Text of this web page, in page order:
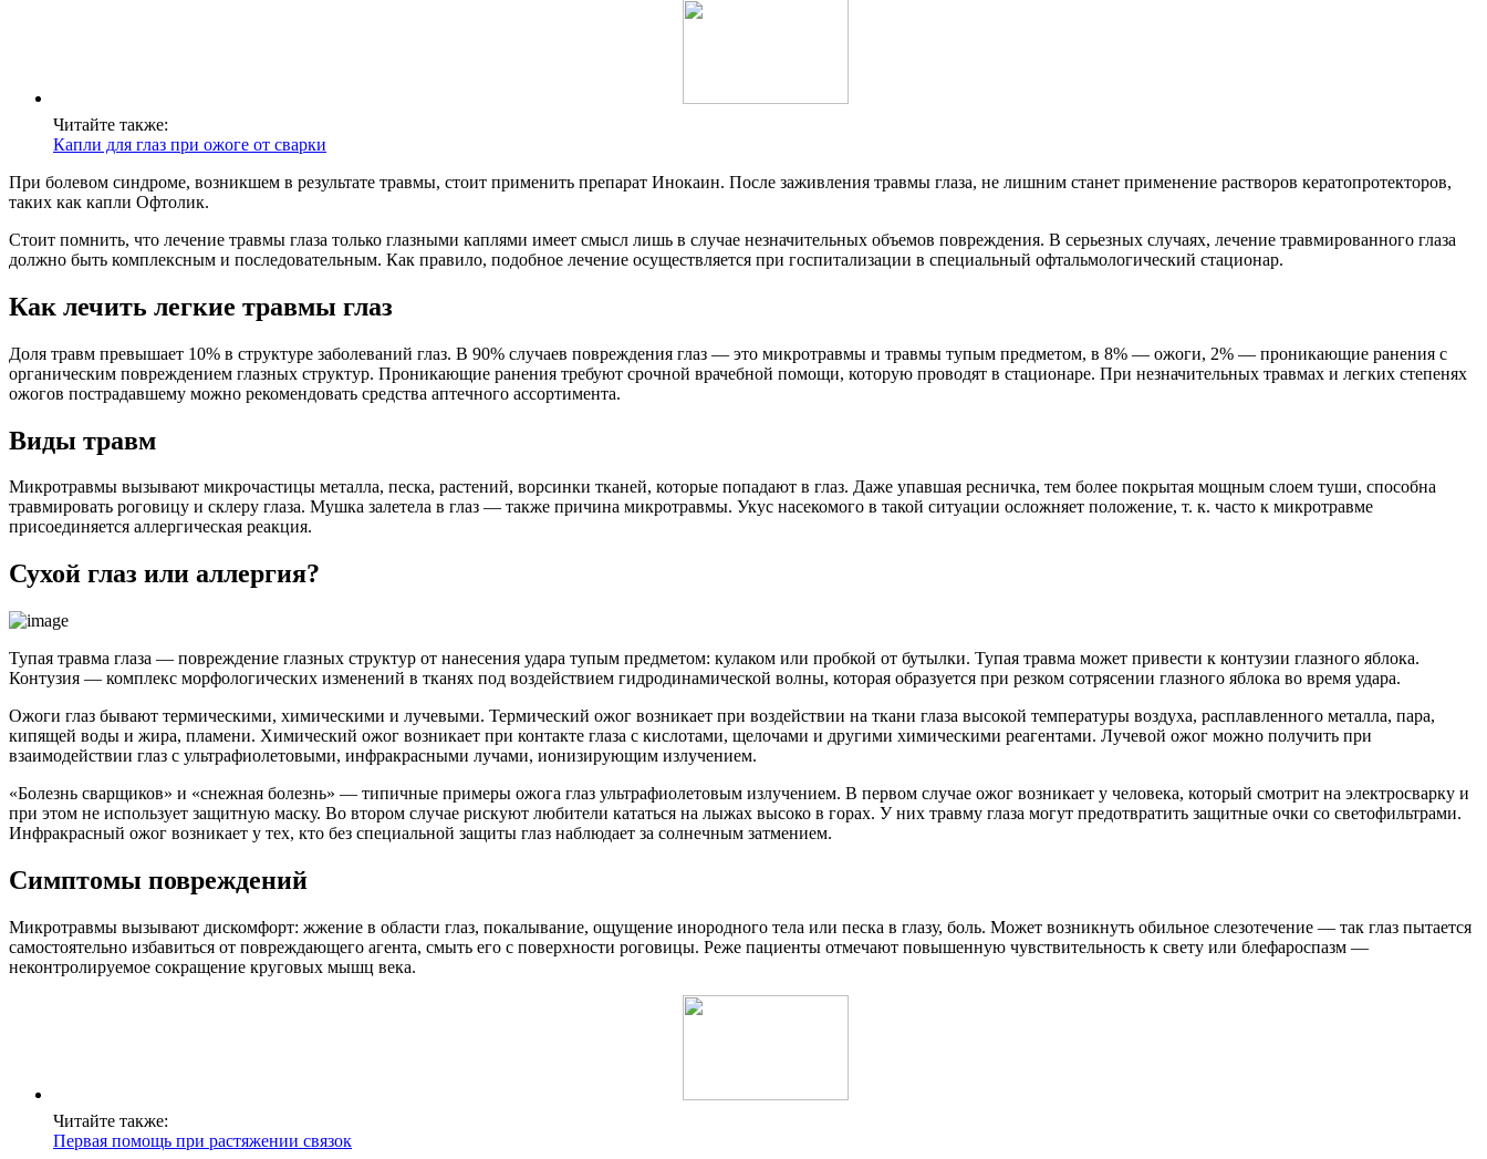
Читайте также:
Капли для глаз при ожоге от сварки
При болевом синдроме, возникшем в результате травмы, стоит применить препарат Инокаин. После заживления травмы глаза, не лишним станет применение растворов кератопротекторов,
таких как капли Офтолик.
Стоит помнить, что лечение травмы глаза только глазными каплями имеет смысл лишь в случае незначительных объемов повреждения. В серьезных случаях, лечение травмированного глаза
должно быть комплексным и последовательным. Как правило, подобное лечение осуществляется при госпитализации в специальный офтальмологический стационар.
Как лечить легкие травмы глаз
Доля травм превышает 10% в структуре заболеваний глаз. В 90% случаев повреждения глаз — это микротравмы и травмы тупым предметом, в 8% — ожоги, 2% — проникающие ранения с
органическим повреждением глазных структур. Проникающие ранения требуют срочной врачебной помощи, которую проводят в стационаре. При незначительных травмах и легких степенях
ожогов пострадавшему можно рекомендовать средства аптечного ассортимента.
Виды травм
Микротравмы вызывают микрочастицы металла, песка, растений, ворсинки тканей, которые попадают в глаз. Даже упавшая ресничка, тем более покрытая мощным слоем туши, способна
травмировать роговицу и склеру глаза. Мушка залетела в глаз — также причина микротравмы. Укус насекомого в такой ситуации осложняет положение, т. к. часто к микротравме
присоединяется аллергическая реакция.
Сухой глаз или аллергия?
Тупая травма глаза — повреждение глазных структур от нанесения удара тупым предметом: кулаком или пробкой от бутылки. Тупая травма может привести к контузии глазного яблока.
Контузия — комплекс морфологических изменений в тканях под воздействием гидродинамической волны, которая образуется при резком сотрясении глазного яблока во время удара.
Ожоги глаз бывают термическими, химическими и лучевыми. Термический ожог возникает при воздействии на ткани глаза высокой температуры воздуха, расплавленного металла, пара,
кипящей воды и жира, пламени. Химический ожог возникает при контакте глаза с кислотами, щелочами и другими химическими реагентами. Лучевой ожог можно получить при
взаимодействии глаз с ультрафиолетовыми, инфракрасными лучами, ионизирующим излучением.
«Болезнь сварщиков» и «снежная болезнь» — типичные примеры ожога глаз ультрафиолетовым излучением. В первом случае ожог возникает у человека, который смотрит на электросварку и
при этом не использует защитную маску. Во втором случае рискуют любители кататься на лыжах высоко в горах. У них травму глаза могут предотвратить защитные очки со светофильтрами.
Инфракрасный ожог возникает у тех, кто без специальной защиты глаз наблюдает за солнечным затмением.
Симптомы повреждений
Микротравмы вызывают дискомфорт: жжение в области глаз, покалывание, ощущение инородного тела или песка в глазу, боль. Может возникнуть обильное слезотечение — так глаз пытается
самостоятельно избавиться от повреждающего агента, смыть его с поверхности роговицы. Реже пациенты отмечают повышенную чувствительность к свету или блефароспазм —
неконтролируемое сокращение круговых мышц века.
Читайте также:
Первая помощь при растяжении связок